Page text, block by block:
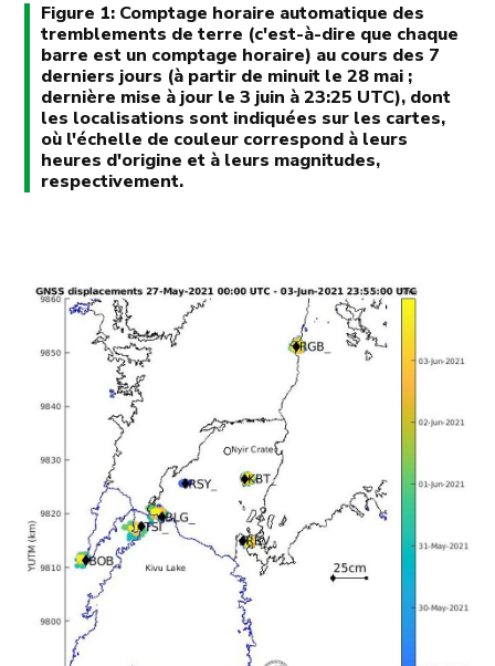
Figure 1: Comptage horaire automatique des
tremblements de terre (c'est-à-dire que chaque
barre est un comptage horaire) au cours des 7
derniers jours (à partir de minuit le 28 mai ;
dernière mise à jour le 3 juin à 23:25 UTC), dont
les localisations sont indiquées sur les cartes,
où l'échelle de couleur correspond à leurs
heures d'origine et à leurs magnitudes,
respectivement.